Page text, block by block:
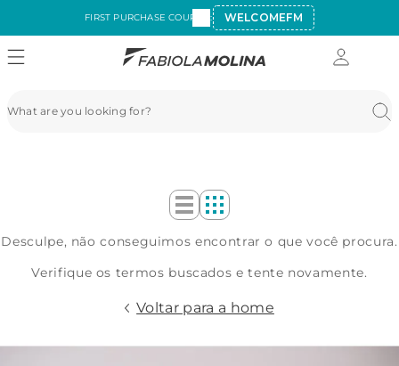
FIRST PURCHASE COUPON: WELCOMEFM
Desculpe, não conseguimos encontrar o que você procura.
Verifique os termos buscados e tente novamente.
Voltar para a home